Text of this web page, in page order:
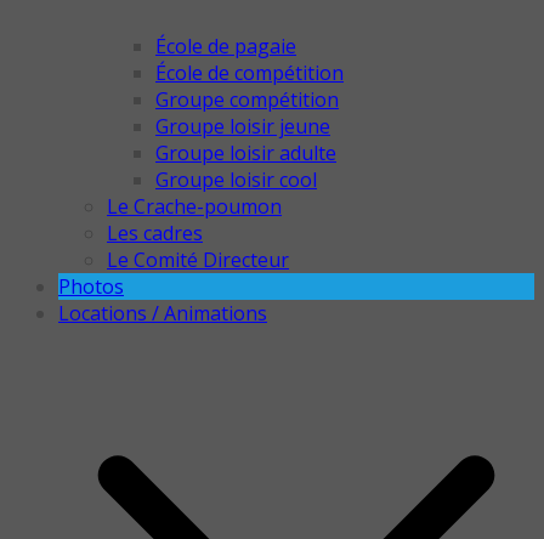
École de pagaie
École de compétition
Groupe compétition
Groupe loisir jeune
Groupe loisir adulte
Groupe loisir cool
Le Crache-poumon
Les cadres
Le Comité Directeur
Photos
Locations / Animations